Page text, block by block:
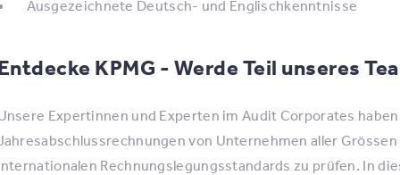
Ausgezeichnete Deutsch- und Englischkenntnisse
KPMG - Werde Teil unseres
Expertinnen und Experten im Audit Corporates
von Unternehmen aller
Rechnungslegungsstandards zu prüfen. In